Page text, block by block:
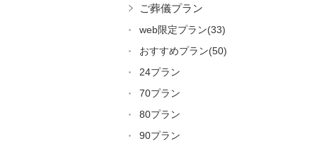
ご葬儀プラン
web限定プラン(33)
おすすめプラン(50)
24プラン
70プラン
80プラン
90プラン